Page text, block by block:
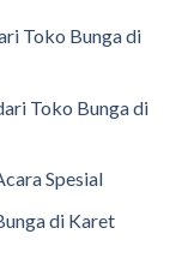
Toko Bunga di
Toko Bunga di
Spesial
di Karet